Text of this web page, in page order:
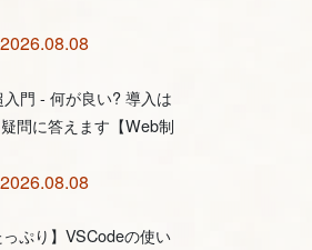
門 - 何が良い? 導入は
問に答えます【Web制
っぷり】VSCodeの使い